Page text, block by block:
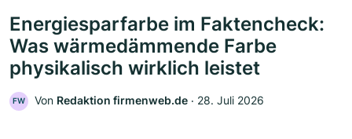
Energiesparfarbe im Faktencheck:
Was wärmedämmende Farbe
physikalisch wirklich leistet
FW Von Redaktion firmenweb.de ‧ 28. Juli 2026